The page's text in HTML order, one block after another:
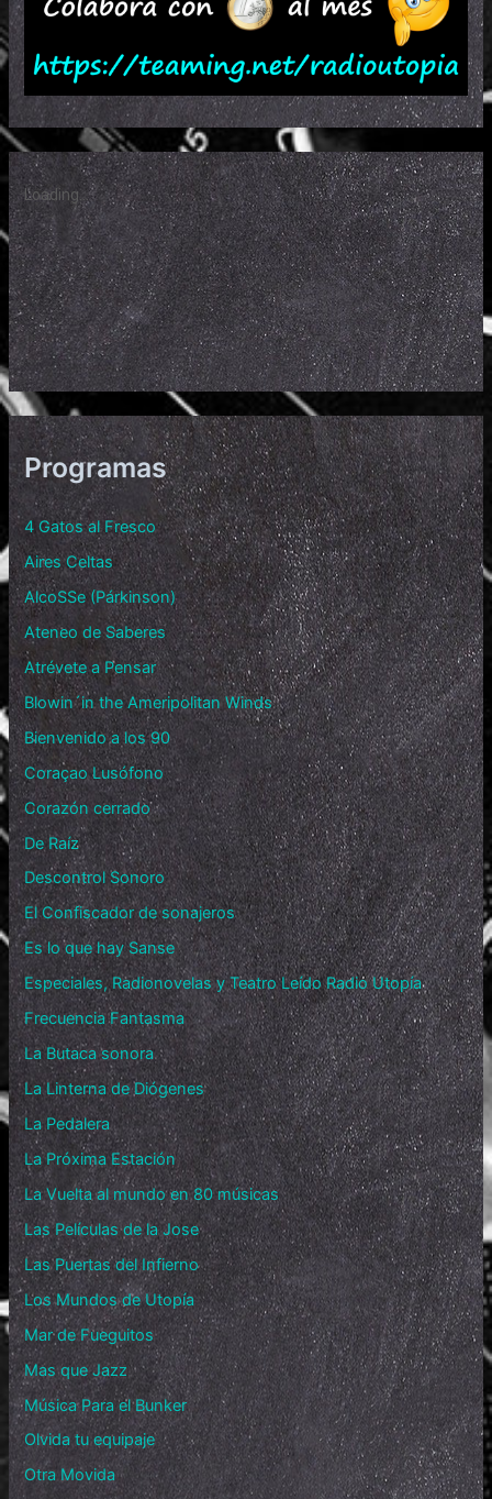
Programas
4 Gatos al Fresco
Aires Celtas
AlcoSSe (Párkinson)
Ateneo de Saberes
Atrévete a Pensar
Blowin´in the Ameripolitan Winds
Bienvenido a los 90
Coraçao Lusófono
Corazón cerrado
De Raíz
Descontrol Sonoro
El Confiscador de sonajeros
Es lo que hay Sanse
Especiales, Radionovelas y Teatro Leído Radio Utopía
Frecuencia Fantasma
La Butaca sonora
La Linterna de Diógenes
La Pedalera
La Próxima Estación
La Vuelta al mundo en 80 músicas
Las Películas de la Jose
Las Puertas del Infierno
Los Mundos de Utopía
Mar de Fueguitos
Mas que Jazz
Música Para el Bunker
Olvida tu equipaje
Otra Movida